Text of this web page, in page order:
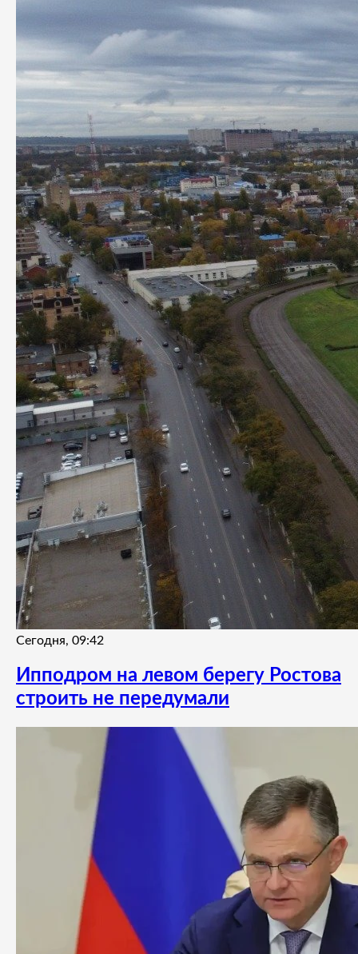
Сегодня, 09:42
Ипподром на левом берегу Ростова
строить не передумали